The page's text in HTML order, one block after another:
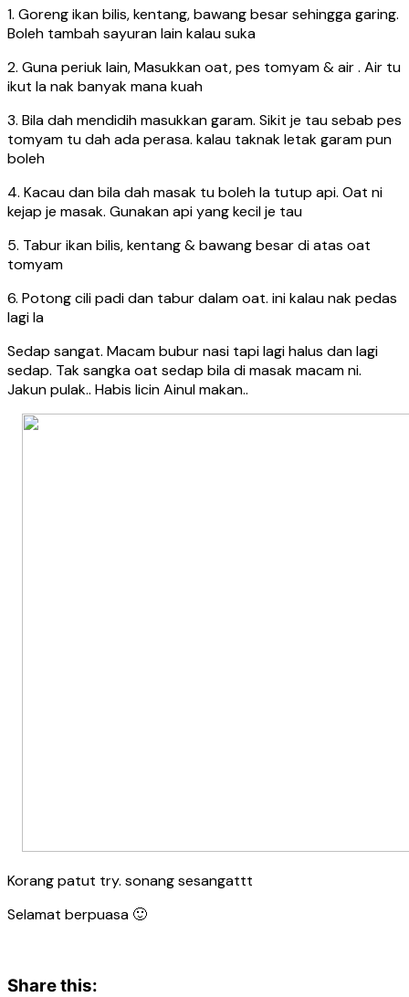
1. Goreng ikan bilis, kentang, bawang besar sehingga garing.
Boleh tambah sayuran lain kalau suka
2. Guna periuk lain, Masukkan oat, pes tomyam & air . Air tu
ikut la nak banyak mana kuah
3. Bila dah mendidih masukkan garam. Sikit je tau sebab pes
tomyam tu dah ada perasa. kalau taknak letak garam pun
boleh
4. Kacau dan bila dah masak tu boleh la tutup api. Oat ni
kejap je masak. Gunakan api yang kecil je tau
5. Tabur ikan bilis, kentang & bawang besar di atas oat
tomyam
6. Potong cili padi dan tabur dalam oat. ini kalau nak pedas
lagi la
Sedap sangat. Macam bubur nasi tapi lagi halus dan lagi
sedap. Tak sangka oat sedap bila di masak macam ni.
Jakun pulak.. Habis licin Ainul makan..
Korang patut try. sonang sesangattt
Selamat berpuasa 🙂
Share this: